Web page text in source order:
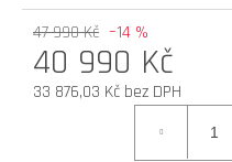
47 990 Kč –14 %
40 990 Kč
33 876,03 Kč bez DPH
duše
10
2,5"
(zahnutý